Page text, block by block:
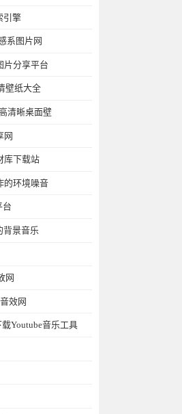
引擎
系图片网
片分享平台
壁纸大全
清晰桌面壁
网
库下载站
的环境噪音
台
背景音乐
网
效网
Youtube音乐工具